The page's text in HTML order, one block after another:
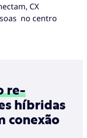
CX
no centro
re-
híbridas
conexão